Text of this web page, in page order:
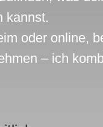
kannst.
oder online,
– ich